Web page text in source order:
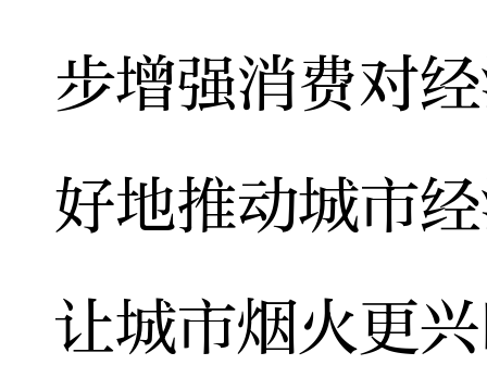
步增强消费对
好地推动城市
让城市烟火更